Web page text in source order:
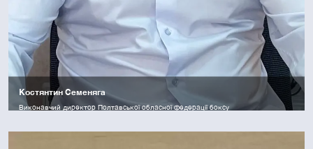
Костянтин Семеняга
Виконавчий директор Полтавської обласної федерації боксу